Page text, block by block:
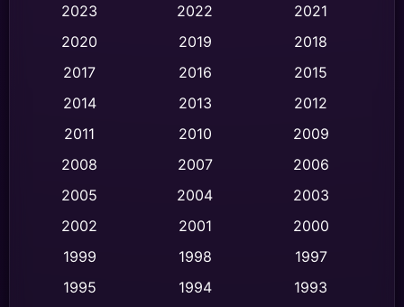
Classic หนังคลาสสิก (47)
Comedy ตลก (446)
Crime อาชญากรรม (520)
Cult Film
Dance เต้น (10)
2023
2022
2021
2020
2019
2018
2017
2016
2015
2014
2013
2012
2011
2010
2009
2008
2007
2006
2005
2004
2003
2002
2001
2000
1999
1998
1997
1995
1994
1993